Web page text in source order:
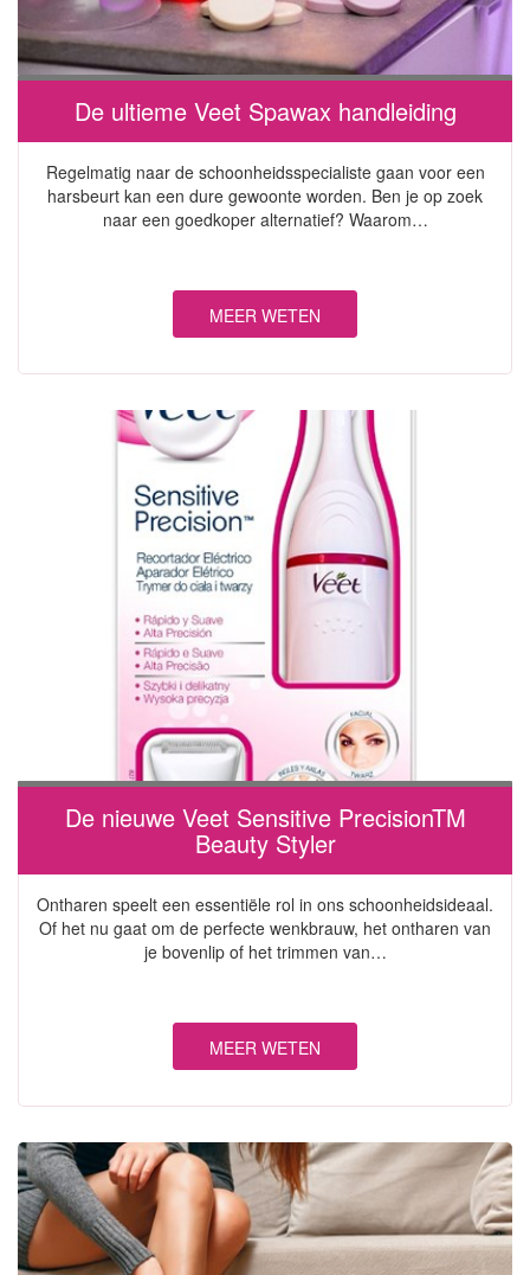
De ultieme Veet Spawax handleiding
Regelmatig naar de schoonheidsspecialiste gaan voor een
harsbeurt kan een dure gewoonte worden. Ben je op zoek
naar een goedkoper alternatief? Waarom…
MEER WETEN
De nieuwe Veet Sensitive PrecisionTM
Beauty Styler
Ontharen speelt een essentiële rol in ons schoonheidsideaal.
Of het nu gaat om de perfecte wenkbrauw, het ontharen van
je bovenlip of het trimmen van…
MEER WETEN